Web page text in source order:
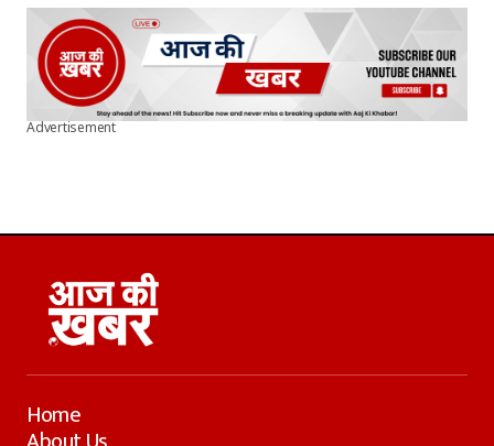
Advertisement
Home